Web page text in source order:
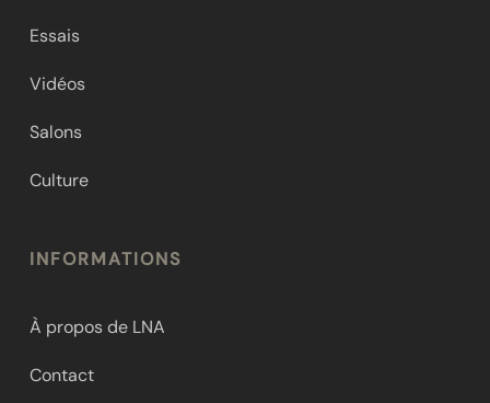
Essais
Vidéos
Salons
Culture
INFORMATIONS
À propos de LNA
Contact